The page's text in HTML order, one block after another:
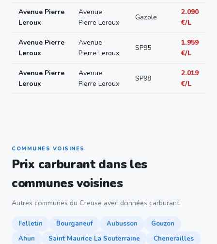
Avenue Pierre
Leroux
Avenue
Pierre Leroux
Gazole
2.090
€/L
Avenue Pierre
Leroux
Avenue
Pierre Leroux
SP95
1.959
€/L
Avenue Pierre
Leroux
Avenue
Pierre Leroux
SP98
2.019
€/L
COMMUNES VOISINES
Prix carburant dans les
communes voisines
Autres communes du Creuse avec données carburant.
Felletin Bourganeuf Aubusson
Gouzon
Ahun
Saint Maurice La Souterraine
Chenerailles